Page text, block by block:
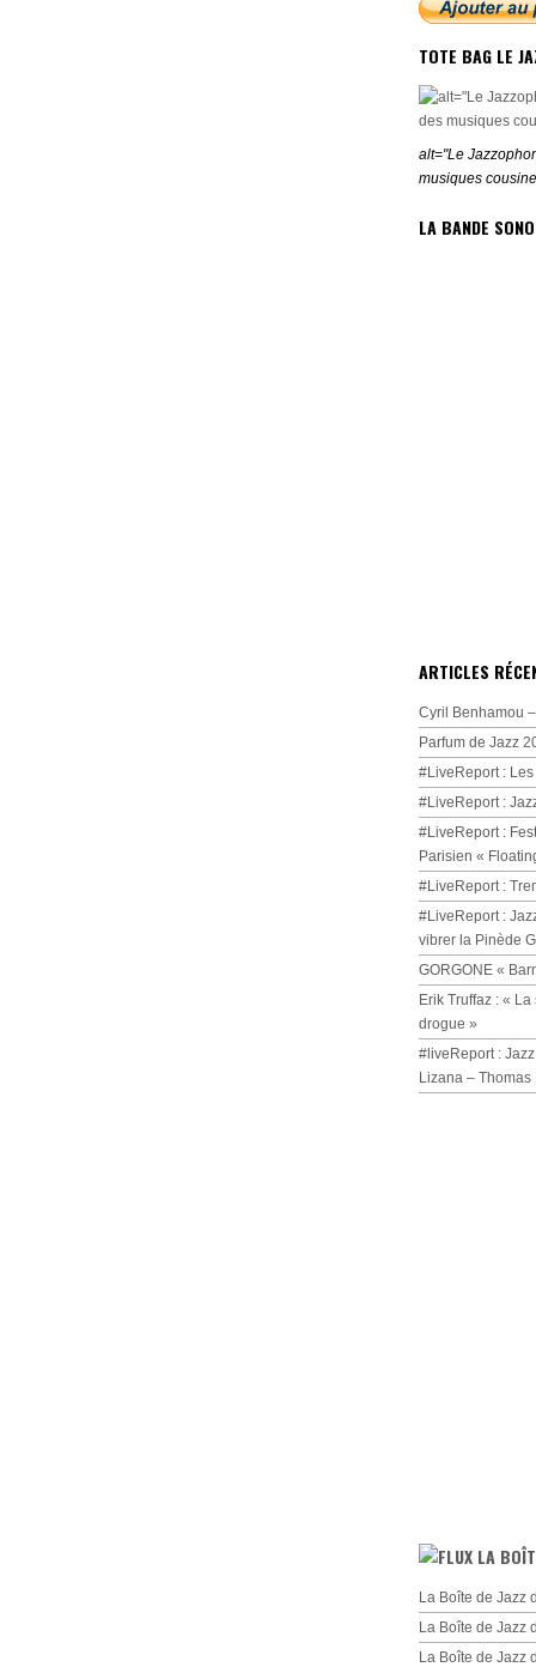
TOTE BAG LE
alt="Le
musiques
LA BANDE
ARTICLES
Cyril Benhamou
Parfum de Jazz
#LiveReport :
#LiveReport :
#LiveReport :
Parisien «
#LiveReport :
#LiveReport :
vibrer la Pinède
GORGONE «
Erik Truffaz : «
drogue »
#liveReport :
Lizana –
LA
La Boîte de Jazz
La Boîte de Jazz
La Boîte de Jazz